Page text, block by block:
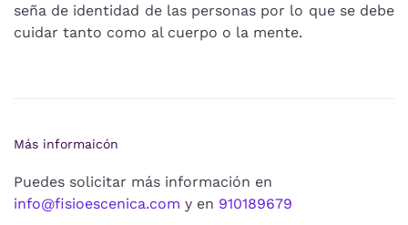
seña de identidad de las personas por lo que se debe
cuidar tanto como al cuerpo o la mente.
Más informaicón
Puedes solicitar más información en
info@fisioescenica.com y en 910189679